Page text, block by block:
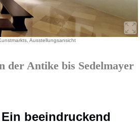
Ausstellungsansicht
Antike bis Sedelmayer
Ein beeindruckend